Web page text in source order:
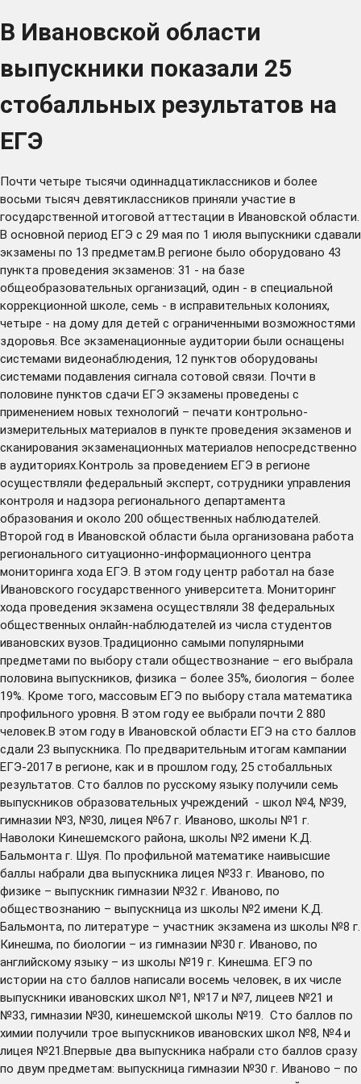
В Ивановской области
выпускники показали 25
стобалльных результатов на
ЕГЭ
Почти четыре тысячи одиннадцатиклассников и более
восьми тысяч девятиклассников приняли участие в
государственной итоговой аттестации в Ивановской области.
В основной период ЕГЭ с 29 мая по 1 июля выпускники сдавали
экзамены по 13 предметам.В регионе было оборудовано 43
пункта проведения экзаменов: 31 - на базе
общеобразовательных организаций, один - в специальной
коррекционной школе, семь - в исправительных колониях,
четыре - на дому для детей с ограниченными возможностями
здоровья. Все экзаменационные аудитории были оснащены
системами видеонаблюдения, 12 пунктов оборудованы
системами подавления сигнала сотовой связи. Почти в
половине пунктов сдачи ЕГЭ экзамены проведены с
применением новых технологий – печати контрольно-
измерительных материалов в пункте проведения экзаменов и
сканирования экзаменационных материалов непосредственно
в аудиториях.Контроль за проведением ЕГЭ в регионе
осуществляли федеральный эксперт, сотрудники управления
контроля и надзора регионального департамента
образования и около 200 общественных наблюдателей.
Второй год в Ивановской области была организована работа
регионального ситуационно-информационного центра
мониторинга хода ЕГЭ. В этом году центр работал на базе
Ивановского государственного университета. Мониторинг
хода проведения экзамена осуществляли 38 федеральных
общественных онлайн-наблюдателей из числа студентов
ивановских вузов.Традиционно самыми популярными
предметами по выбору стали обществознание – его выбрала
половина выпускников, физика – более 35%, биология – более
19%. Кроме того, массовым ЕГЭ по выбору стала математика
профильного уровня. В этом году ее выбрали почти 2 880
человек.В этом году в Ивановской области ЕГЭ на сто баллов
сдали 23 выпускника. По предварительным итогам кампании
ЕГЭ-2017 в регионе, как и в прошлом году, 25 стобалльных
результатов. Сто баллов по русскому языку получили семь
выпускников образовательных учреждений - школ №4, №39,
гимназии №3, №30, лицея №67 г. Иваново, школы №1 г.
Наволоки Кинешемского района, школы №2 имени К.Д.
Бальмонта г. Шуя. По профильной математике наивысшие
баллы набрали два выпускника лицея №33 г. Иваново, по
физике – выпускник гимназии №32 г. Иваново, по
обществознанию – выпускница из школы №2 имени К.Д.
Бальмонта, по литературе – участник экзамена из школы №8 г.
Кинешма, по биологии – из гимназии №30 г. Иваново, по
английскому языку – из школы №19 г. Кинешма. ЕГЭ по
истории на сто баллов написали восемь человек, в их числе
выпускники ивановских школ №1, №17 и №7, лицеев №21 и
№33, гимназии №30, кинешемской школы №19. Сто баллов по
химии получили трое выпускников ивановских школ №8, №4 и
лицея №21.Впервые два выпускника набрали сто баллов сразу
по двум предметам: выпускница гимназии №30 г. Иваново – по